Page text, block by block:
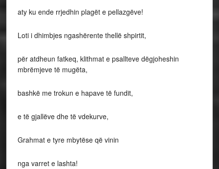
aty ku ende rrjedhin plagët e pellazgëve!
Loti i dhimbjes ngashërente thellë shpirtit,
për atdheun fatkeq, klithmat e psallteve dëgjoheshin
mbrëmjeve të mugëta,
bashkë me trokun e hapave të fundit,
e të gjallëve dhe të vdekurve,
Grahmat e tyre mbytëse që vinin
nga varret e lashta!